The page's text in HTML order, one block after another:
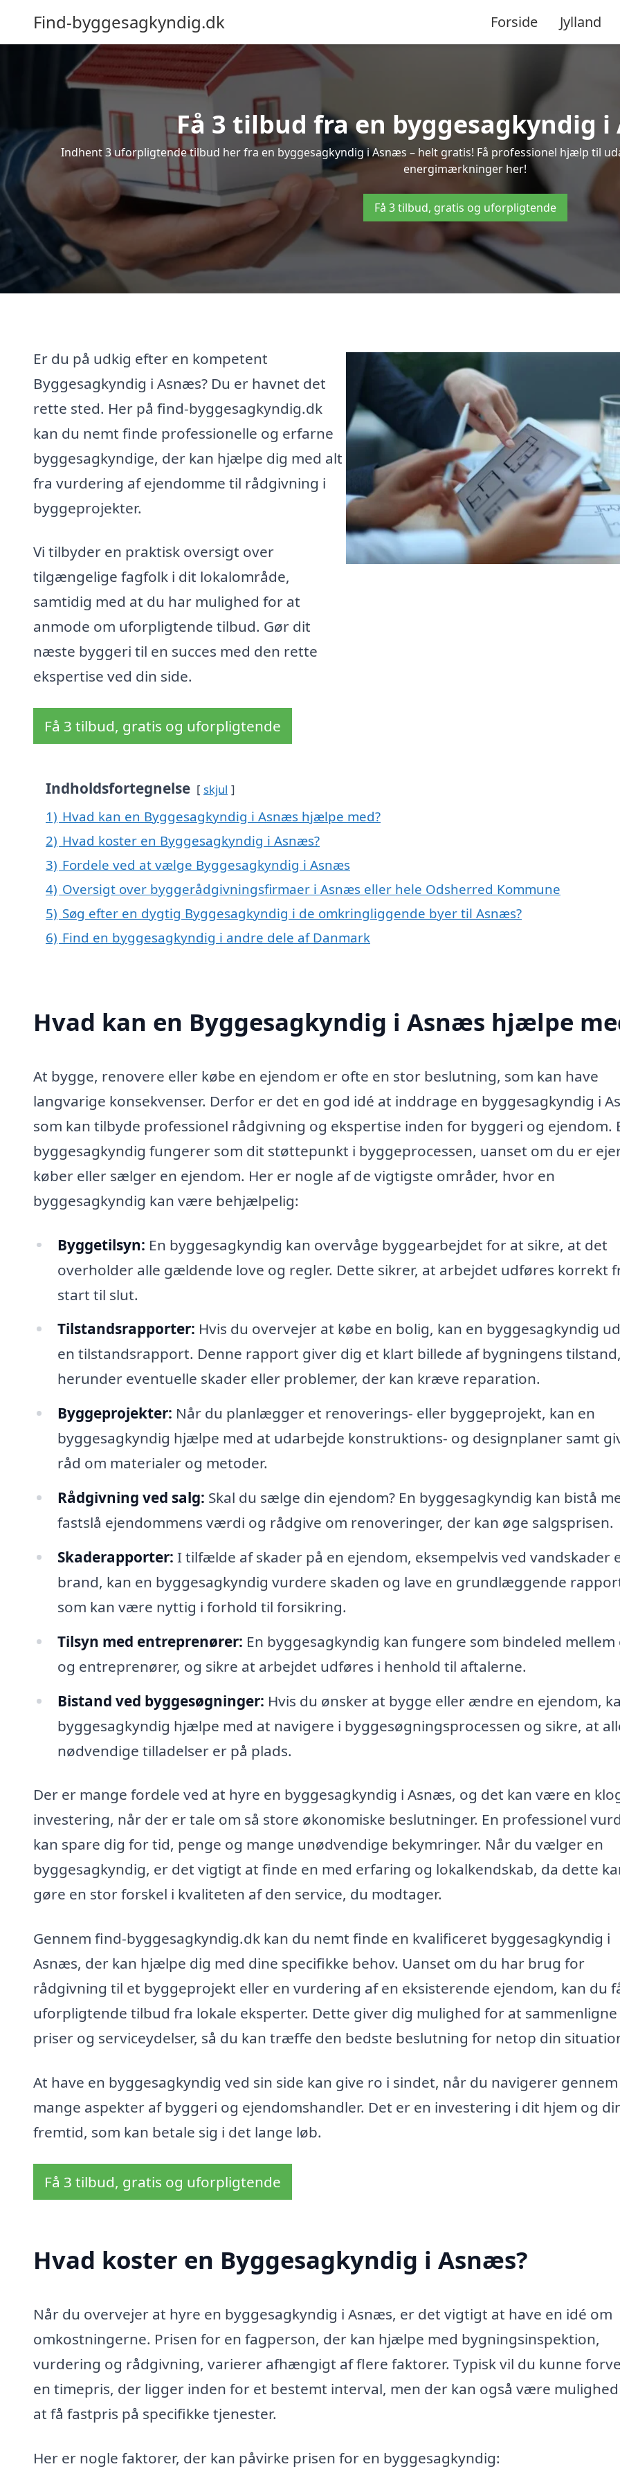
Find-byggesagkyndig.dk Forside Jylland
Få 3 tilbud fra en byggesagkyndig
Indhent 3 uforpligtende tilbud her fra en byggesagkyndig i Asnæs – helt gratis! Få professionel hjælp til
energimærkninger her!
Få 3 tilbud, gratis og uforpligtende
Er du på udkig efter en kompetent
Byggesagkyndig i Asnæs? Du er havnet det
rette sted. Her på find-byggesagkyndig.dk
kan du nemt finde professionelle og erfarne
byggesagkyndige, der kan hjælpe dig med alt
fra vurdering af ejendomme til rådgivning i
byggeprojekter.
Vi tilbyder en praktisk oversigt over
tilgængelige fagfolk i dit lokalområde,
samtidig med at du har mulighed for at
anmode om uforpligtende tilbud. Gør dit
næste byggeri til en succes med den rette
ekspertise ved din side.
Få 3 tilbud, gratis og uforpligtende
Indholdsfortegnelse skjul
1) Hvad kan en Byggesagkyndig i Asnæs hjælpe med?
2) Hvad koster en Byggesagkyndig i Asnæs?
3) Fordele ved at vælge Byggesagkyndig i Asnæs
4) Oversigt over byggerådgivningsfirmaer i Asnæs eller hele Odsherred Kommune
5) Søg efter en dygtig Byggesagkyndig i de omkringliggende byer til Asnæs?
6) Find en byggesagkyndig i andre dele af Danmark
Hvad kan en Byggesagkyndig i Asnæs hjælpe
At bygge, renovere eller købe en ejendom er ofte en stor beslutning, som kan have
langvarige konsekvenser. Derfor er det en god idé at inddrage en byggesagkyndig i
som kan tilbyde professionel rådgivning og ekspertise inden for byggeri og ejendom.
byggesagkyndig fungerer som dit støttepunkt i byggeprocessen, uanset om du er
køber eller sælger en ejendom. Her er nogle af de vigtigste områder, hvor en
byggesagkyndig kan være behjælpelig:
Byggetilsyn: En byggesagkyndig kan overvåge byggearbejdet for at sikre, at det
overholder alle gældende love og regler. Dette sikrer, at arbejdet udføres korrekt
start til slut.
Tilstandsrapporter: Hvis du overvejer at købe en bolig, kan en byggesagkyndig
en tilstandsrapport. Denne rapport giver dig et klart billede af bygningens tilstand,
herunder eventuelle skader eller problemer, der kan kræve reparation.
Byggeprojekter: Når du planlægger et renoverings- eller byggeprojekt, kan en
byggesagkyndig hjælpe med at udarbejde konstruktions- og designplaner samt
råd om materialer og metoder.
Rådgivning ved salg: Skal du sælge din ejendom? En byggesagkyndig kan bistå
fastslå ejendommens værdi og rådgive om renoveringer, der kan øge salgsprisen.
Skaderapporter: I tilfælde af skader på en ejendom, eksempelvis ved vandskader
brand, kan en byggesagkyndig vurdere skaden og lave en grundlæggende
som kan være nyttig i forhold til forsikring.
Tilsyn med entreprenører: En byggesagkyndig kan fungere som bindeled mellem
og entreprenører, og sikre at arbejdet udføres i henhold til aftalerne.
Bistand ved byggesøgninger: Hvis du ønsker at bygge eller ændre en ejendom,
byggesagkyndig hjælpe med at navigere i byggesøgningsprocessen og sikre, at
nødvendige tilladelser er på plads.
Der er mange fordele ved at hyre en byggesagkyndig i Asnæs, og det kan være en
investering, når der er tale om så store økonomiske beslutninger. En professionel
kan spare dig for tid, penge og mange unødvendige bekymringer. Når du vælger en
byggesagkyndig, er det vigtigt at finde en med erfaring og lokalkendskab, da dette
gøre en stor forskel i kvaliteten af den service, du modtager.
Gennem find-byggesagkyndig.dk kan du nemt finde en kvalificeret byggesagkyndig i
Asnæs, der kan hjælpe dig med dine specifikke behov. Uanset om du har brug for
rådgivning til et byggeprojekt eller en vurdering af en eksisterende ejendom, kan du
uforpligtende tilbud fra lokale eksperter. Dette giver dig mulighed for at sammenligne
priser og serviceydelser, så du kan træffe den bedste beslutning for netop din
At have en byggesagkyndig ved sin side kan give ro i sindet, når du navigerer
mange aspekter af byggeri og ejendomshandler. Det er en investering i dit hjem og
fremtid, som kan betale sig i det lange løb.
Få 3 tilbud, gratis og uforpligtende
Hvad koster en Byggesagkyndig i Asnæs?
Når du overvejer at hyre en byggesagkyndig i Asnæs, er det vigtigt at have en idé om
omkostningerne. Prisen for en fagperson, der kan hjælpe med bygningsinspektion,
vurdering og rådgivning, varierer afhængigt af flere faktorer. Typisk vil du kunne
en timepris, der ligger inden for et bestemt interval, men der kan også være
at få fastpris på specifikke tjenester.
Her er nogle faktorer, der kan påvirke prisen for en byggesagkyndig: